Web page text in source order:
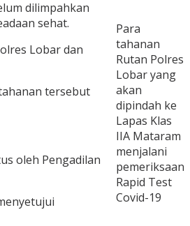
Para
tahanan
Rutan Polres
Lobar yang
akan
dipindah ke
Lapas Klas
IIA Mataram
menjalani
pemeriksaan
Rapid Test
Covid-19
dilimpahkan
sehat.
Lobar dan
tersebut
oleh Pengadilan